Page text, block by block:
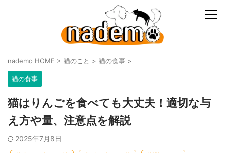
nademo HOME > 猫のこと > 猫の食事 >
猫の食事
猫はりんごを食べても大丈夫！適切な与
え方や量、注意点を解説
2025年7月8日